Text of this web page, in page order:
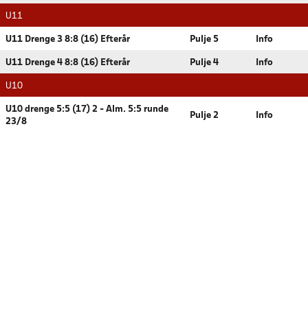
U11
U11 Drenge 3 8:8 (16) Efterår Pulje 5 Info
U11 Drenge 4 8:8 (16) Efterår Pulje 4 Info
U10
U10 drenge 5:5 (17) 2 - Alm. 5:5 runde
23/8
Pulje 2 Info